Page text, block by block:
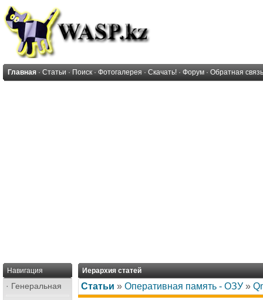
Главная · Статьи · Поиск · Фотогалерея · Скачать! · Форум · Обратная связь
Навигация
· Генеральная
Иерархия статей
Статьи » Оперативная память - ОЗУ »